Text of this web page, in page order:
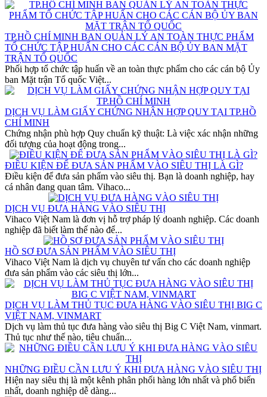
TP.HỒ CHÍ MINH BAN QUẢN LÝ AN TOÀN THỰC PHẨM
TỔ CHỨC TẬP HUẤN CHO CÁC CÁN BỘ ỦY BAN MẶT
TRẬN TỔ QUỐC
Phối hợp tổ chức tập huấn về an toàn thực phẩm cho các cán bộ Ủy
ban Mặt trận Tổ quốc Việt...
DỊCH VỤ LÀM GIẤY CHỨNG NHẬN HỢP QUY TẠI TP.HỒ
CHÍ MINH
Chứng nhận phù hợp Quy chuẩn kỹ thuật: Là việc xác nhận những
đối tượng của hoạt động trong...
ĐIỀU KIỆN ĐỂ ĐƯA SẢN PHẨM VÀO SIÊU THỊ LÀ GÌ?
Điều kiện để đưa sản phẩm vào siêu thị. Bạn là doanh nghiệp, hay
cá nhân đang quan tâm. Vihaco...
DỊCH VỤ ĐƯA HÀNG VÀO SIÊU THỊ
Vihaco Việt Nam là đơn vị hỗ trợ pháp lý doanh nghiệp. Các doanh
nghiệp đã biết làm thế nào để...
HỒ SƠ ĐƯA SẢN PHẨM VÀO SIÊU THỊ
Vihaco Việt Nam là dịch vụ chuyên tư vấn cho các doanh nghiệp
đưa sản phẩm vào các siêu thị lớn...
DỊCH VỤ LÀM THỦ TỤC ĐƯA HÀNG VÀO SIÊU THỊ BIG C
VIỆT NAM, VINMART
Dịch vụ làm thủ tục đưa hàng vào siêu thị Big C Việt Nam, vinmart.
Thủ tục như thế nào, tiêu chuẩn...
NHỮNG ĐIỀU CẦN LƯU Ý KHI ĐƯA HÀNG VÀO SIÊU THỊ
Hiện nay siêu thị là một kênh phân phối hàng lớn nhất và phổ biến
nhất, doanh nghiệp dễ dàng...